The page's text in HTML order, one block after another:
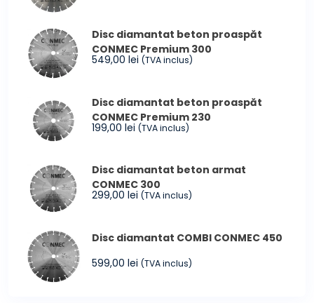
Disc diamantat beton proaspăt
CONMEC Premium 300
549,00 lei (TVA inclus)
Disc diamantat beton proaspăt
CONMEC Premium 230
199,00 lei (TVA inclus)
Disc diamantat beton armat
CONMEC 300
299,00 lei (TVA inclus)
Disc diamantat COMBI CONMEC 450
599,00 lei (TVA inclus)